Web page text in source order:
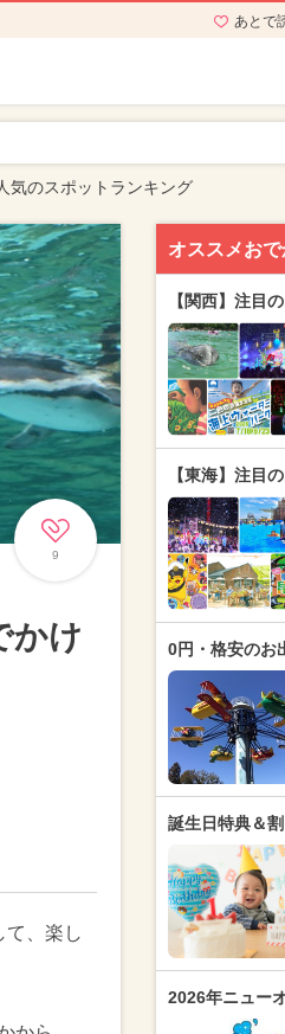
あとで
気のスポットランキング
9
かけ
て、楽し
オススメお
【関西】注目
【東海】注目
0円・格安のお
誕生日特典＆
2026年ニュー